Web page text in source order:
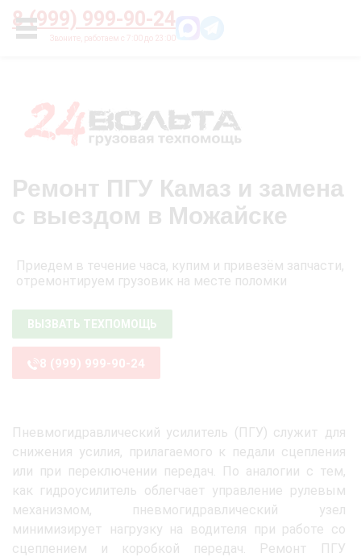
8 (999) 999-90-24
УСЛУГИ
Главная О нас Цены
Ремонт ПГУ Камаз и замена
с выездом в Можайске
Приедем в течение часа, купим и привезём запчасти,
отремонтируем грузовик на месте поломки
ВЫЗВАТЬ ТЕХПОМОЩЬ
8 (999) 999-90-24
Пневмогидравлический усилитель (ПГУ) служит для
снижения усилия, прилагаемого к педали сцепления
или при переключении передач. По аналогии с тем,
как гидроусилитель облегчает управление рулевым
механизмом, пневмогидравлический узел
минимизирует нагрузку на водителя при работе со
сцеплением и коробкой передач. Ремонт ПГУ